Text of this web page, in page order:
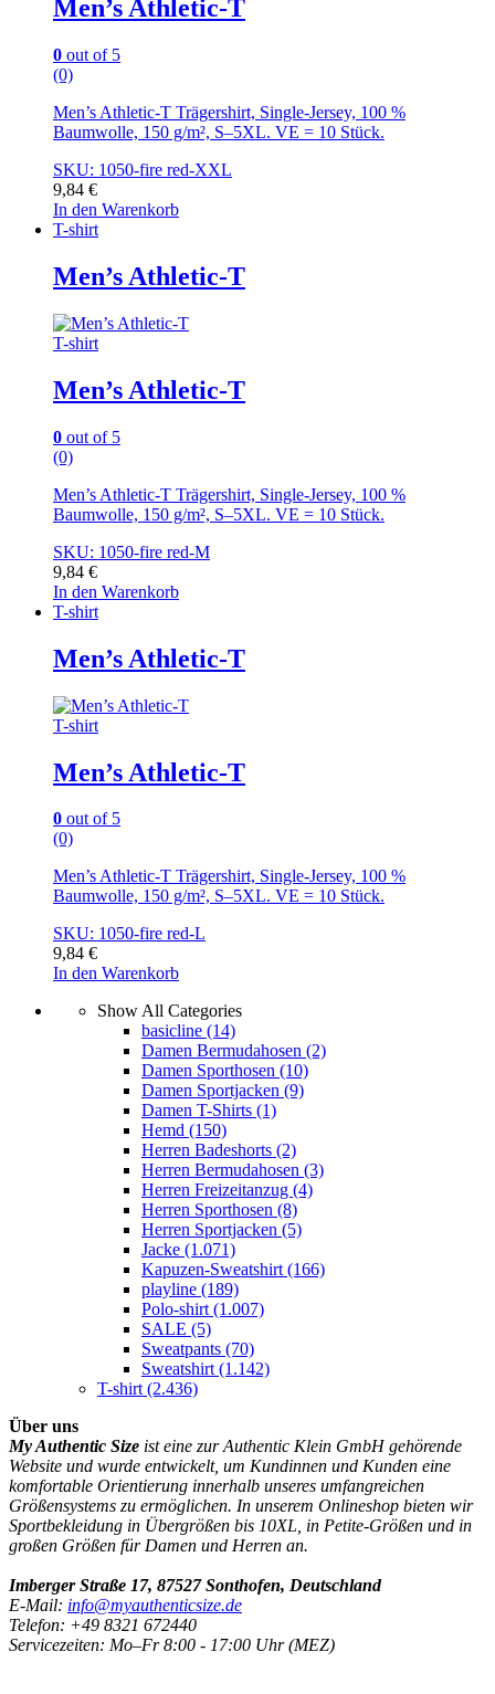
Men’s Athletic-T
0 out of 5
(0)
Men’s Athletic-T Trägershirt, Single-Jersey, 100 %
Baumwolle, 150 g/m², S–5XL. VE = 10 Stück.
SKU: 1050-fire red-XXL
9,84 €
In den Warenkorb
T-shirt
Men’s Athletic-T
T-shirt
Men’s Athletic-T
0 out of 5
(0)
Men’s Athletic-T Trägershirt, Single-Jersey, 100 %
Baumwolle, 150 g/m², S–5XL. VE = 10 Stück.
SKU: 1050-fire red-M
9,84 €
In den Warenkorb
T-shirt
Men’s Athletic-T
T-shirt
Men’s Athletic-T
0 out of 5
(0)
Men’s Athletic-T Trägershirt, Single-Jersey, 100 %
Baumwolle, 150 g/m², S–5XL. VE = 10 Stück.
SKU: 1050-fire red-L
9,84 €
In den Warenkorb
Show All Categories
basicline (14)
Damen Bermudahosen (2)
Damen Sporthosen (10)
Damen Sportjacken (9)
Damen T-Shirts (1)
Hemd (150)
Herren Badeshorts (2)
Herren Bermudahosen (3)
Herren Freizeitanzug (4)
Herren Sporthosen (8)
Herren Sportjacken (5)
Jacke (1.071)
Kapuzen-Sweatshirt(166)
playline (189)
Polo-shirt(1.007)
SALE (5)
Sweatpants (70)
Sweatshirt(1.142)
T-shirt(2.436)
Über uns
My Authentic Size ist eine zur Authentic Klein GmbH gehörende
Website und wurde entwickelt, um Kundinnen und Kunden eine
komfortable Orientierung innerhalb unseres umfangreichen
Größensystems zu ermöglichen. In unserem Onlineshop bieten wir
Sportbekleidung in Übergrößen bis 10XL, in Petite-Größen und in
großen Größen für Damen und Herren an.
Imberger Straße 17, 87527 Sonthofen, Deutschland
E-Mail: info@myauthenticsize.de
Telefon: +49 8321 672440
Servicezeiten: Mo–Fr 8:00 - 17:00 Uhr (MEZ)